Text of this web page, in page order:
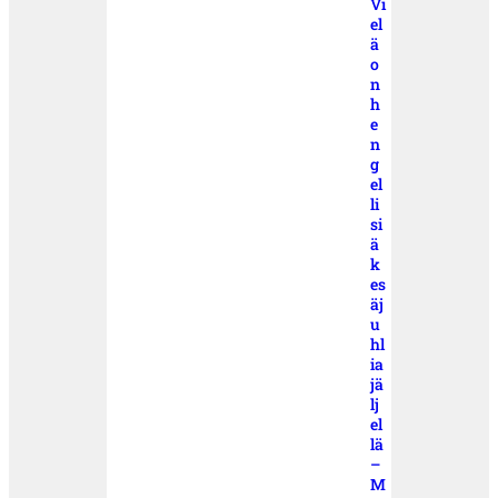
el
ä
o
n
h
e
n
g
el
li
si
ä
k
es
äj
u
hl
ia
jä
lj
el
lä
–
M